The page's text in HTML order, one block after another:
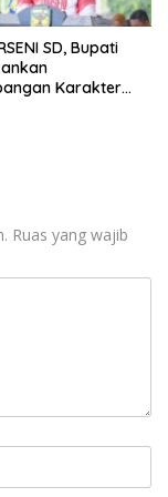
SD, Bupati
Karakter
Ruas yang wajib